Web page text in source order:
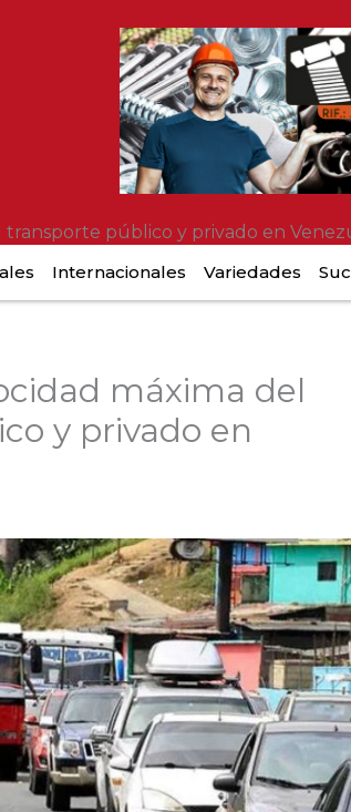
público y privado en
Internacionales Variedades
máxima del
y privado en